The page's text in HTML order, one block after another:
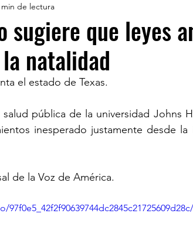
ECONÓMICA
POLÍTICA
sugiere que leyes
natalidad
min de lectura
el estado de Texas.
pública de la universidad Johns
inesperado justamente desde la
de la Voz de América.